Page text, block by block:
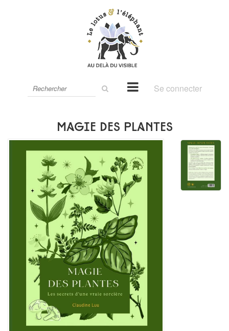
le
Se connecter
Magie des plantes